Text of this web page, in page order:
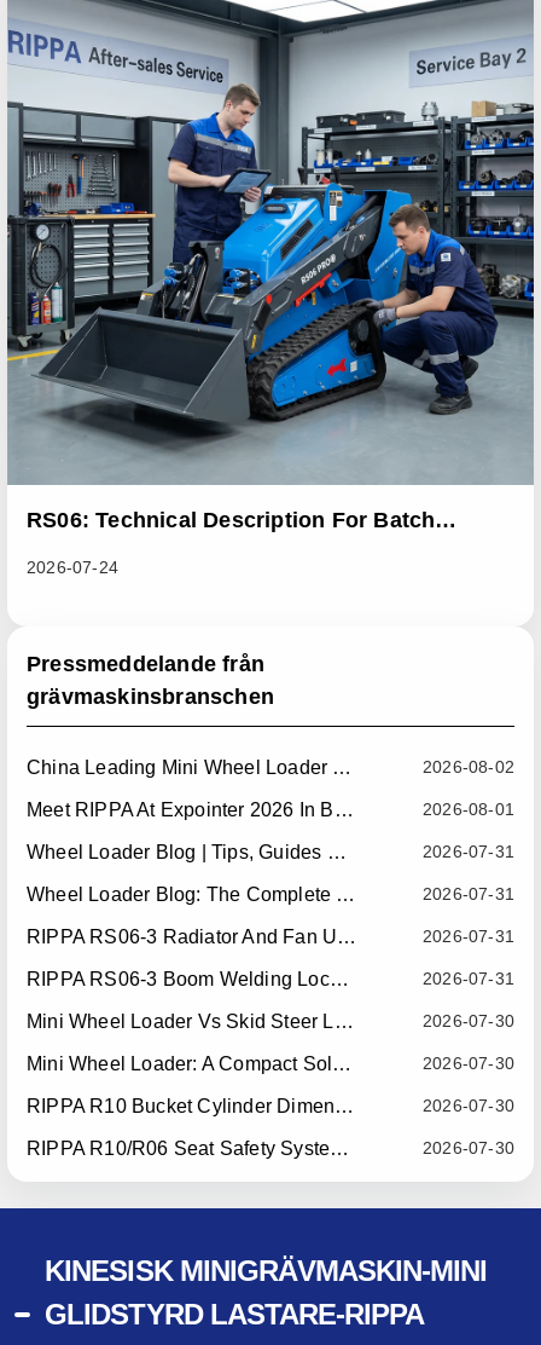
RS06: Technical Description For Batch
2026-07-24
Pressmeddelande från
grävmaskinsbranschen
2026-08-02
China Leading Mini Wheel Loader Supplier: Reliable Compact Wheel Loaders For Global Markets
2026-08-01
Meet RIPPA At Expointer 2026 In Brazil
2026-07-31
Wheel Loader Blog | Tips, Guides & Attachments
2026-07-31
Wheel Loader Blog: The Complete Guide To Wheel Loaders For Construction, Agriculture, And Material Handling
2026-07-31
RIPPA RS06-3 Radiator And Fan Upgrade — Effective July 10, 2026
2026-07-31
RIPPA RS06-3 Boom Welding Locating Bar Optimization — Effective July 15, 2026
2026-07-30
Mini Wheel Loader Vs Skid Steer Loader: Which Compact Machine Is Better For Your Business?
2026-07-30
Mini Wheel Loader: A Compact Solution For Efficient Material Handling
2026-07-30
RIPPA R10 Bucket Cylinder Dimension Optimization — Effective July 15, 2026
2026-07-30
RIPPA R10/R06 Seat Safety System Upgrade — Effective July 22, 2026
KINESISK MINIGRÄVMASKIN-MINI
GLIDSTYRD LASTARE-RIPPA